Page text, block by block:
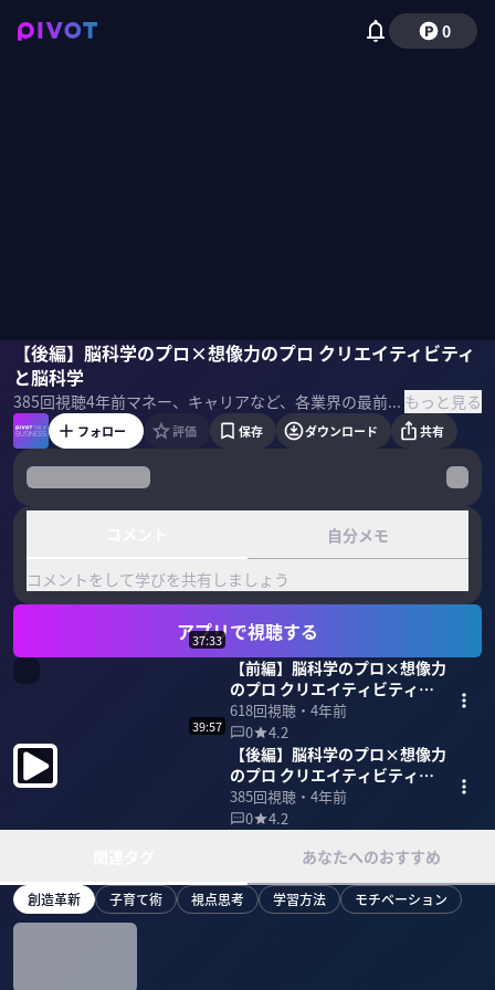
0
【後編】脳科学のプロ×想像力のプロ クリエイティビティ
と脳科学
385回視聴4年前 マネー、キャリアなど、各業界の最前線で活躍するトップランナーにスキルセットとマインドセットを学ぶトーク番組 もっと見る
青砥瑞人 永井翔吾
フォロー 評価 保存 ダウンロード 共有
自分メモ
コメントをして学びを共有しましょう
アプリで視聴する
37:33
【前編】脳科学のプロ×想像力
のプロ クリエイティビティと
脳科学
618回視聴・ 4年前
0
4.2
39:57
【後編】脳科学のプロ×想像力
のプロ クリエイティビティと
脳科学
385回視聴・ 4年前
0
4.2
あなたへのおすすめ
創造革新 子育て術 視点思考 学習方法 モチベーション